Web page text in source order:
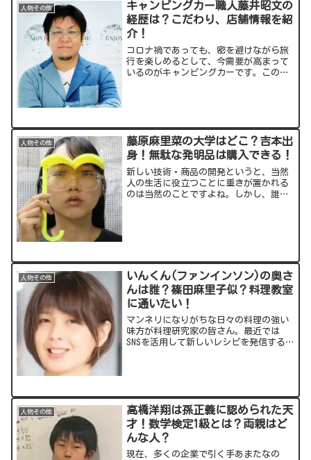
人物その他
キャンピングカー職人藤井昭文の
経歴は？こだわり、店舗情報を紹
介！
コロナ禍であっても、密を避けながら旅
行を楽しめるとして、今需要が高まって
いるのがキャンピングカーです。この分
人物その他
藤原麻里菜の大学はどこ？吉本出
身！無駄な発明品は購入できる！
新しい技術・商品の開発というと、当然
人の生活に役立つことに重きが置かれる
のは当然のことですよね。しかし、誰の
人物その他
いんくん(ファンインソン)の奥さ
んは誰？篠田麻里子似？料理教室
に通いたい！
マンネリになりがちな日々の料理の強い
味方が料理研究家の皆さん。最近では
SNSを活用して新しいレシピを発信する
人物その他
高橋洋翔は孫正義に認められた天
才！数学検定1級とは？両親はど
んな人？
現在、多くの企業で引く手あまたなの